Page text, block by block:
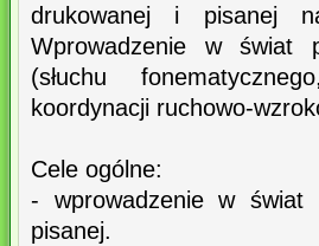
drukowanej i pisanej
Wprowadzenie w świat
(słuchu
koordynacji ruchowo-
Cele ogólne:
- wprowadzenie w
pisanej.